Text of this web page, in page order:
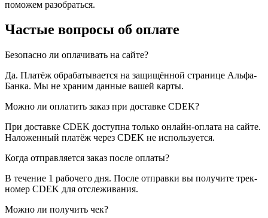
поможем разобраться.
Частые вопросы об оплате
Безопасно ли оплачивать на сайте?
Да. Платёж обрабатывается на защищённой странице Альфа-
Банка. Мы не храним данные вашей карты.
Можно ли оплатить заказ при доставке CDEK?
При доставке CDEK доступна только онлайн-оплата на сайте.
Наложенный платёж через CDEK не используется.
Когда отправляется заказ после оплаты?
В течение 1 рабочего дня. После отправки вы получите трек-
номер CDEK для отслеживания.
Можно ли получить чек?